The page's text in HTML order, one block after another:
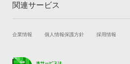
府中市
ヤジマ石油車検
トップ
車検の基礎知識 キャ
関連サービス
試乗・商談 新車
企業情報 個人情報保護方針 採用情報